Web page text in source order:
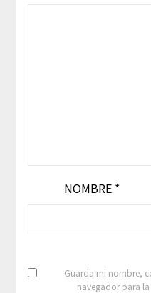
NOMBRE *
Guarda mi nombre,
navegador para